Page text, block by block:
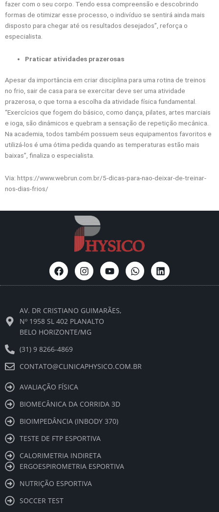
fazer com o seu corpo. Tendo essa compreensão e descobrindo
formas de otimizar esse processo, o indivíduo se sentirá ainda mais
disposto para chegar até os resultados desejados”, reforça o
especialista.
Praticar atividades prazerosas
Apesar da importância em criar disciplina para uma rotina de treinos
no frio, sair de casa para se exercitar deve ser uma atividade
prazerosa, o que torna a escolha da atividade física fundamental.
“Exercícios que fogem do básico, como dança, pilates, artes marciais
e ioga, são dinâmicos e quebram a sensação de repetição mecânica.
Na academia, todos também possuem seus equipamentos favoritos e
utilizá-los é uma ótima pedida quando as temperaturas estão mais
baixas”, finaliza o especialista.
Via: https://www.webrun.com.br/5-dicas-para-nao-deixar-de-treinar-
nos-dias-frios/
F
a
c
o
o
k
I
n
s
g
r
a
Y
o
u
b
W
h
a
L
i
n
AV. DR CRISTIANO GUIMARÃES,
Nº 1958 SL 402 PLANALTO
BELO HORIZONTE/MG
(31) 9 8266-4869
CONTATO@CLINICAPHYSICO.COM.BR
AVALIAÇÃO FÍSICA
BIOMECÂNICA DA CORRIDA 3D
BIOIMPEDÂNCIA (INBODY 370)
TESTE DE FTP ESPORTIVA
CALORIMETRIA INDIRETA
ERGOESPIROMETRIA ESPORTIVA
NUTRIÇÃO ESPORTIVA
SOCCER TEST